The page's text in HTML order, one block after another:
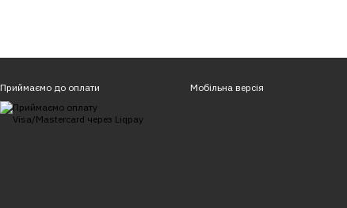
Приймаємо до оплати Мобільна версія